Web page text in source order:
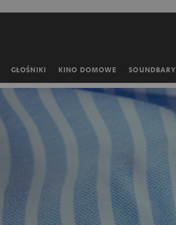
GŁOŚNIKI KINO DOMOWE SOUNDBARY
Strona
główna